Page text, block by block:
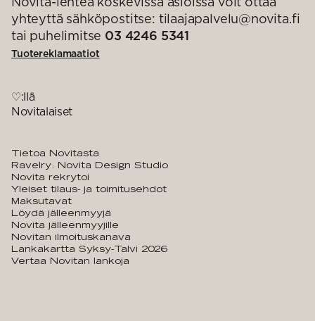
yhteyttä sähköpostitse: tilaajapalvelu@novita.fi
tai puhelimitse 03 4246 5341
Tuotereklamaatiot
♡:llä
Novitalaiset
Tietoa Novitasta
Ravelry: Novita Design Studio
Novita rekrytoi
Yleiset tilaus- ja toimitusehdot
Maksutavat
Löydä jälleenmyyjä
Novita jälleenmyyjille
Novitan ilmoituskanava
Lankakartta Syksy-Talvi 2026
Vertaa Novitan lankoja